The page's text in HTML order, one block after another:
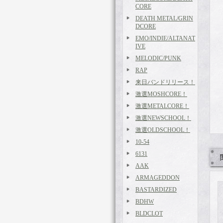
CORE
DEATH METAL/GRIN
DCORE
EMO/INDIE/ALTANAT
IVE
MELODIC/PUNK
RAP
来日バンドリリース！
激選MOSHCORE！
激選METALCORE！
激選NEWSCHOOL！
激選OLDSCHOOL！
10-54
6131
AAK
ARMAGEDDON
BASTARDIZED
BDHW
BLDCLOT